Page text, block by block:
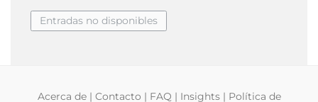
Entradas no disponibles
Acerca de| Contacto | FAQ | Insights| Política de